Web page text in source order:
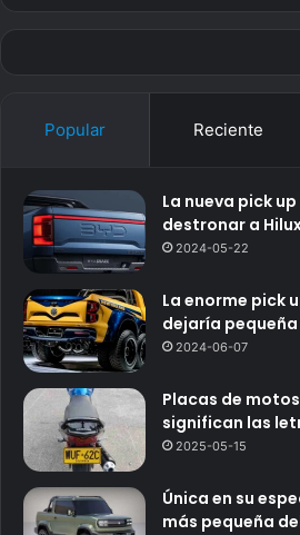
Popular Reciente
La nueva pick
destronar a
2024-05-22
La enorme pick
dejaría
2024-06-07
Placas de
significan las
2025-05-15
Única en su
más pequeña